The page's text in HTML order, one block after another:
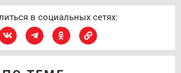
в социальных сетях: